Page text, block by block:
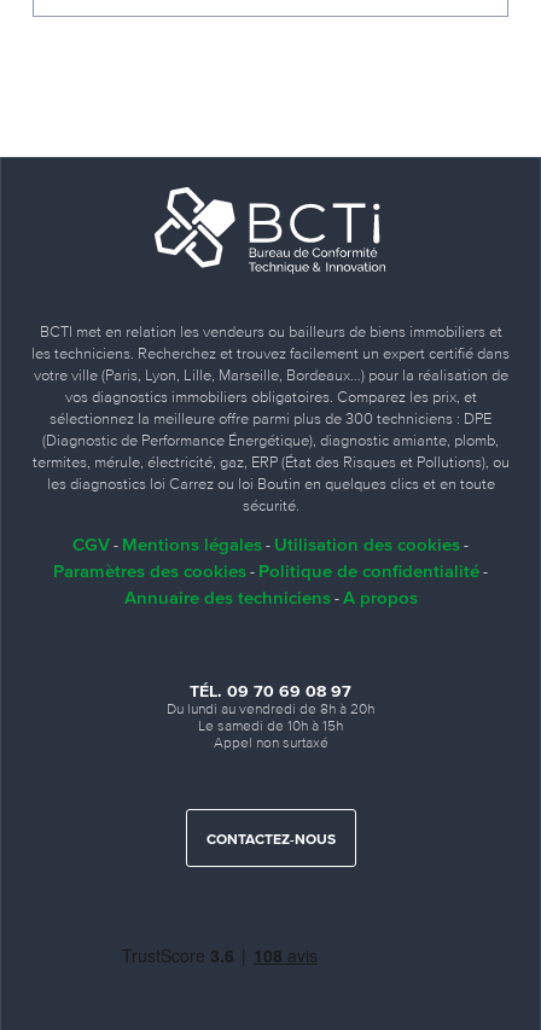
BCTI met en relation les vendeurs ou bailleurs de biens immobiliers et
les techniciens. Recherchez et trouvez facilement un expert certifié dans
votre ville (Paris, Lyon, Lille, Marseille, Bordeaux…) pour la réalisation de
vos diagnostics immobiliers obligatoires. Comparez les prix, et
sélectionnez la meilleure offre parmi plus de 300 techniciens : DPE
(Diagnostic de Performance Énergétique), diagnostic amiante, plomb,
termites, mérule, électricité, gaz, ERP (État des Risques et Pollutions), ou
les diagnostics loi Carrez ou loi Boutin en quelques clics et en toute
sécurité.
CGV - Mentions légales - Utilisation des cookies -
Paramètres des cookies - Politique de confidentialité -
Annuaire des techniciens- A propos
TÉL. 09 70 69 08 97
Du lundi au vendredi de 8h à 20h
Le samedi de 10h à 15h
Appel non surtaxé
CONTACTEZ-NOUS